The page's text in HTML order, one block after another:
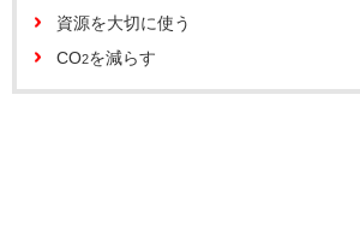
資源を大切に使う
CO2を減らす